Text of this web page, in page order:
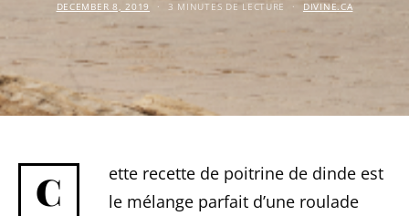
DECEMBER 8, 2019 3 MINUTES DE LECTURE DIVINE.CA
C
ette recette de poitrine de dinde est
le mélange parfait d’une roulade